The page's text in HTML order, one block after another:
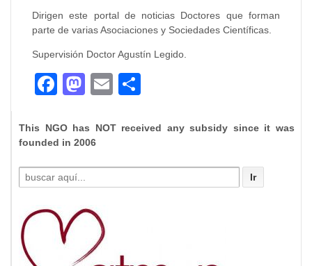
Dirigen este portal de noticias Doctores que forman
parte de varias Asociaciones y Sociedades Científicas.
Supervisión Doctor Agustín Legido.
Facebook
Mastodon
Email
This NGO has NOT received any subsidy since it was
founded in 2006
Buscar
por: